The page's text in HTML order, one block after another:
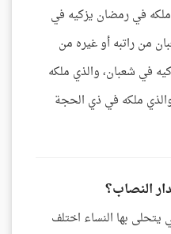
ملكه في رمضان يزكيه في
من راتبه أو غيره من
في شعبان، والذي ملكه
ملكه في ذي الحجة
النصاب؟
بها النساء اختلف